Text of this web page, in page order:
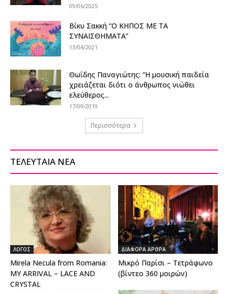
09/06/2025
Βίκυ Σακκή “Ο ΚΗΠΟΣ ΜΕ ΤΑ
ΣΥΝΑΙΣΘΗΜΑΤΑ”
13/04/2021
Θωΐδης Παναγιώτης: “Η μουσική παιδεία
χρειάζεται διότι ο άνθρωπος νιώθει
ελεύθερος...
17/09/2019
Περισσότερα
ΤΕΛΕΥΤΑΙΑ ΝΕΑ
ΛΟΓΟΣ
Mirela Necula from Romania:
MY ARRIVAL – LACE AND
CRYSTAL
ΔΙΑΦΟΡΑ ΑΡΘΡΑ
Μικρό Παρίσι – Τετράφωνο
(βίντεο 360 μοιρών)